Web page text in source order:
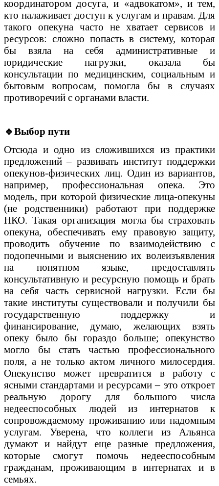
координатором досуга, и «адвокатом», и тем,
кто налаживает доступ к услугам и правам. Для
такого опекуна часто не хватает сервисов и
ресурсов: сложно попасть в систему, которая
бы взяла на себя административные и
юридические нагрузки, оказала бы
консультации по медицинским, социальным и
бытовым вопросам, помогла бы в случаях
противоречий с органами власти.
🔹Выбор пути
Отсюда и одно из сложившихся из практики
предложений – развивать институт поддержки
опекунов-физических лиц. Один из вариантов,
например, профессиональная опека. Это
модель, при которой физические лица-опекуны
(не родственники) работают при поддержке
НКО. Такая организация могла бы страховать
опекуна, обеспечивать ему правовую защиту,
проводить обучение по взаимодействию с
подопечными и выяснению их волеизъявления
на понятном языке, предоставлять
консультативную и ресурсную помощь и брать
на себя часть сервисной нагрузки. Если бы
такие институты существовали и получили бы
государственную поддержку и
финансирование, думаю, желающих взять
опеку было бы гораздо больше; опекунство
могло бы стать частью профессионального
поля, а не только актом личного милосердия.
Опекунство может превратится в работу с
ясными стандартами и ресурсами – это откроет
реальную дорогу для большого числа
недееспособных людей из интернатов к
сопровождаемому проживанию или надомным
услугам. Уверена, что коллеги из Альянса
думают и найдут еще разные предложения,
которые смогут помочь недееспособным
гражданам, проживающим в интернатах и в
семьях.